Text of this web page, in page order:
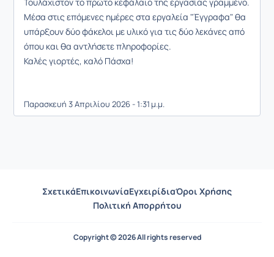
Μέσα στις επόμενες ημέρες στα εργαλεία "Έγγραφα" θα
υπάρξουν δύο φάκελοι με υλικό για τις δύο λεκάνες από
όπου και θα αντλήσετε πληροφορίες.
Καλές γιορτές, καλό Πάσχα!
Παρασκευή 3 Απριλίου 2026 - 1:31 μ.μ.
ΣχετικάΕπικοινωνίαΕγχειρίδιαΌροι Χρήσης
Πολιτική Απορρήτου
Copyright © 2026 All rights reserved